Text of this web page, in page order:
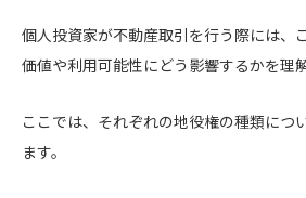
個人投資家が不動産取引を行う際には、
価値や利用可能性にどう影響するかを理
ここでは、それぞれの地役権の種類につ
ます。